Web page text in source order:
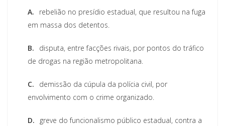
A.
rebelião no presídio estadual, que resultou na fuga
em massa dos detentos.
B.
disputa, entre facções rivais, por pontos do tráfico
de drogas na região metropolitana.
C.
demissão da cúpula da polícia civil, por
envolvimento com o crime organizado.
D.
greve do funcionalismo público estadual, contra a